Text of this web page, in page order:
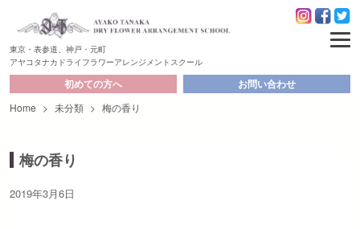
東京・表参道、神戸・元町
アヤコタナカドライフラワーアレンジメントスクール
初めての方へ お問い合わせ
Home > 未分類 > 梅の香り
梅の香り
2019年3月6日